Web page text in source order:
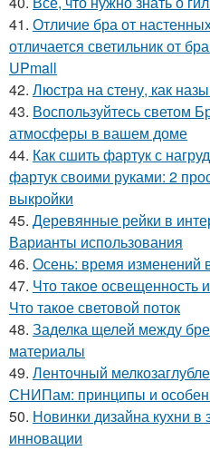
41. Отличие бра от
отличается светильник от
UPmall
42. Люстра на стену, как
43. Воспользуйтесь светом
атмосферы в вашем доме
44. Как сшить фартук с
фартук своими руками: 2
выкройки
45. Деревянные рейки в
Варианты использования
46. Осень: время изменений
47. Что такое
Что такое световой поток
48. Заделка щелей между
материалы
49. Ленточный
СНИПам: принципы и
50. Новинки дизайна кухни в
инновации